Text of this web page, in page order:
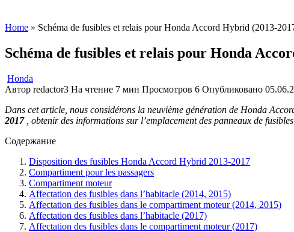
Home » Schéma de fusibles et relais pour Honda Accord Hybrid (2013-
Schéma de fusibles et relais pour Honda
Honda
Автор redactor3 На чтение 7 мин Просмотров 6 Опубликовано
Dans cet article, nous considérons la neuvième génération de Honda
2017, obtenir des informations sur l’emplacement des panneaux de
Содержание
Disposition des fusibles Honda Accord Hybrid 2013-2017
Compartiment pour les passagers
Compartiment moteur
Affectation des fusibles dans l’habitacle (2014, 2015)
Affectation des fusibles dans le compartiment moteur (2014, 2015)
Affectation des fusibles dans l’habitacle (2017)
Affectation des fusibles dans le compartiment moteur (2017)